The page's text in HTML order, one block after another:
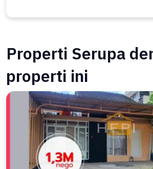
Properti Serupa
properti ini